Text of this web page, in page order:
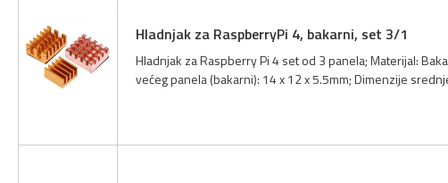
Hladnjak za RaspberryPi 4, bakarni, set 3/1
Hladnjak za Raspberry Pi 4 set od 3 panela; Materijal:
većeg panela (bakarni): 14 x 12 x 5.5mm; Dimenzije